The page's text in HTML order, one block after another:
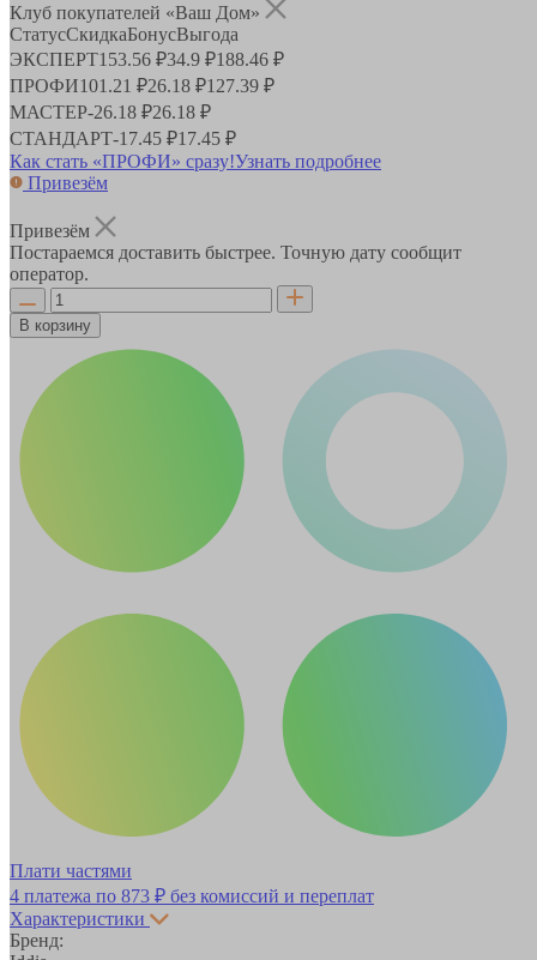
Клуб покупателей «Ваш Дом»
СтатусСкидкаБонусВыгода
ЭКСПЕРТ153.56 ₽34.9 ₽188.46 ₽
ПРОФИ101.21 ₽26.18 ₽127.39 ₽
МАСТЕР-26.18 ₽26.18 ₽
СТАНДАРТ-17.45 ₽17.45 ₽
Как стать «ПРОФИ» сразу!Узнать подробнее
Привезём
Привезём
Постараемся доставить быстрее. Точную дату сообщит
оператор.
В корзину
Плати частями
4 платежа по 873 ₽ без комиссий и переплат
Характеристики
Бренд: